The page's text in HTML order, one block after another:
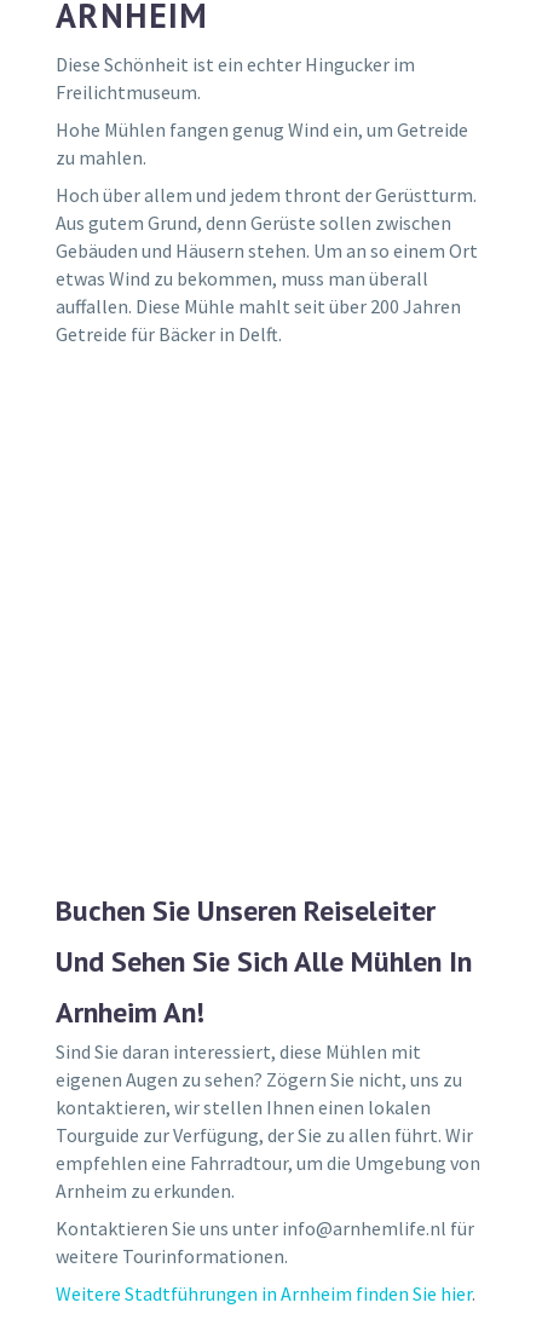
ARNHEIM
Diese Schönheit ist ein echter Hingucker im
Freilichtmuseum.
Hohe Mühlen fangen genug Wind ein, um Getreide
zu mahlen.
Hoch über allem und jedem thront der Gerüstturm.
Aus gutem Grund, denn Gerüste sollen zwischen
Gebäuden und Häusern stehen. Um an so einem Ort
etwas Wind zu bekommen, muss man überall
auffallen. Diese Mühle mahlt seit über 200 Jahren
Getreide für Bäcker in Delft.
Buchen Sie Unseren Reiseleiter
Und Sehen Sie Sich Alle Mühlen In
Arnheim An!
Sind Sie daran interessiert, diese Mühlen mit
eigenen Augen zu sehen? Zögern Sie nicht, uns zu
kontaktieren, wir stellen Ihnen einen lokalen
Tourguide zur Verfügung, der Sie zu allen führt. Wir
empfehlen eine Fahrradtour, um die Umgebung von
Arnheim zu erkunden.
Kontaktieren Sie uns unter info@arnhemlife.nl für
weitere Tourinformationen.
Weitere Stadtführungen in Arnheim finden Sie hier.